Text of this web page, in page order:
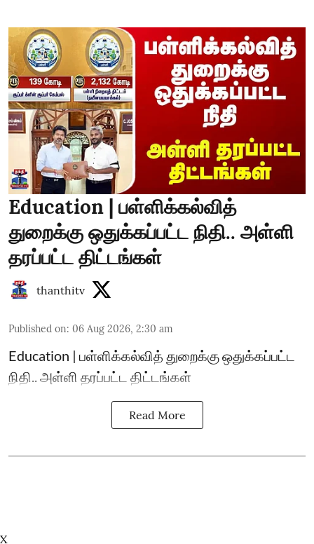
Education | பள்ளிக்கல்வித்
துறைக்கு ஒதுக்கப்பட்ட நிதி.. அள்ளி
தரப்பட்ட திட்டங்கள்
thanthitv
Published on: 06 Aug 2026, 2:30 am
Education | பள்ளிக்கல்வித் துறைக்கு ஒதுக்கப்பட்ட
நிதி.. அள்ளி தரப்பட்ட திட்டங்கள்
Read More
X